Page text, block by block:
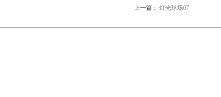
上一篇： 灯光球场07